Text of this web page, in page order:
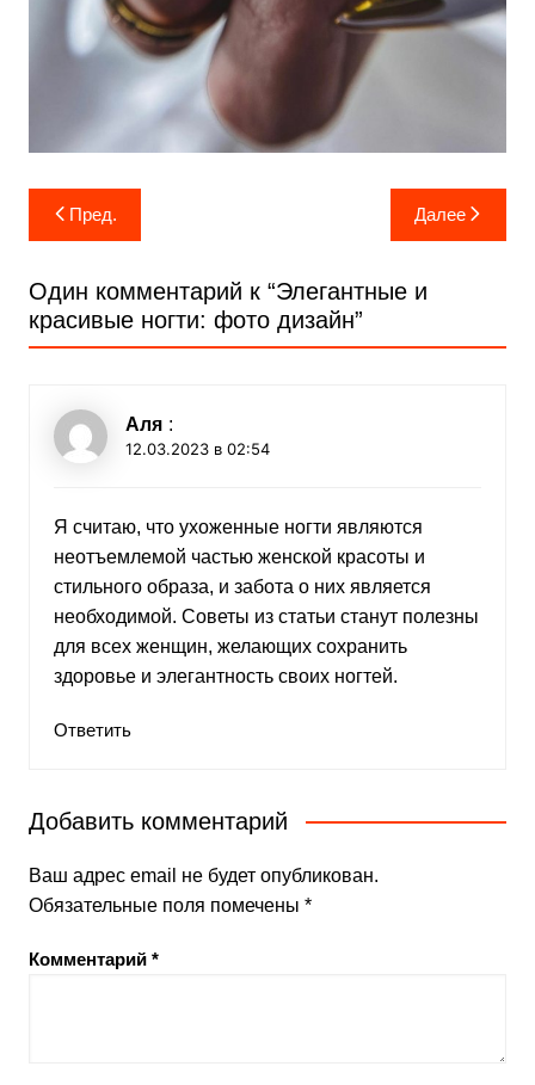
Навигация
по
записям
Пред. Далее
Один комментарий к “Элегантные и
красивые ногти: фото дизайн”
Аля :
12.03.2023 в 02:54
Я считаю, что ухоженные ногти являются
неотъемлемой частью женской красоты и
стильного образа, и забота о них является
необходимой. Советы из статьи станут полезны
для всех женщин, желающих сохранить
здоровье и элегантность своих ногтей.
Ответить
Добавить комментарий
Ваш адрес email не будет опубликован.
Обязательные поля помечены *
Комментарий *